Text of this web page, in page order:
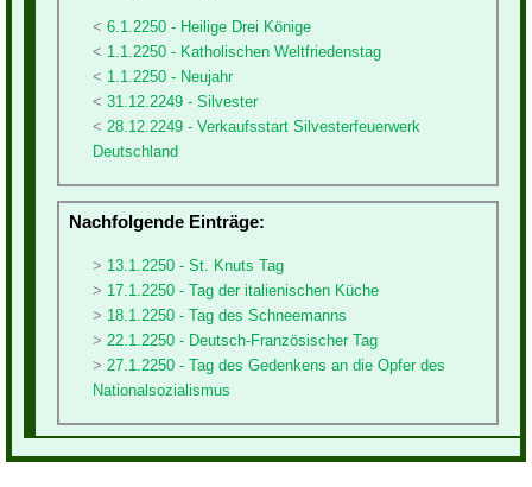
6.1.2250 - Heilige Drei Könige
1.1.2250 - Katholischen Weltfriedenstag
1.1.2250 - Neujahr
31.12.2249 - Silvester
28.12.2249 - Verkaufsstart Silvesterfeuerwerk
Deutschland
Nachfolgende Einträge:
13.1.2250 - St. Knuts Tag
17.1.2250 - Tag der italienischen Küche
18.1.2250 - Tag des Schneemanns
22.1.2250 - Deutsch-Französischer Tag
27.1.2250 - Tag des Gedenkens an die Opfer des
Nationalsozialismus